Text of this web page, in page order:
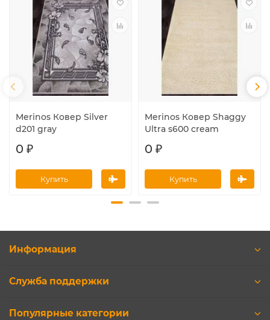
Merinos Ковер Silver
d201 gray
0 ₽
Купить
Merinos Ковер Shaggy
Ultra s600 cream
0 ₽
Купить
Информация
Служба поддержки
Популярные категории